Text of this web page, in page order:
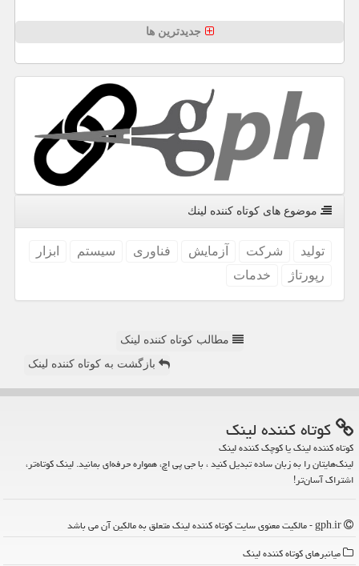
جدیدترین ها
موضوع های كوتاه كننده لینك
تولید شركت آزمایش فناوری سیستم
ابزار
رپورتاژ
خدمات
مطالب کوتاه کننده لینک
بازگشت به کوتاه کننده لینک
كوتاه كننده لینك
کوتاه کننده لینک یا کوچک کننده لینک
لینک‌هایتان را به زبان ساده تبدیل کنید ، با جی پی اچ، همواره حرفه‌ای بمانید. لینک کوتاه‌تر،
اشتراک آسان‌تر!
میانبرهای كوتاه كننده لینك